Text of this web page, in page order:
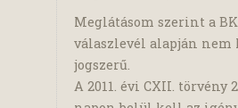
Meglátásom szerint a
válaszlevél alapján
jogszerű.
A 2011. évi CXII. törvény